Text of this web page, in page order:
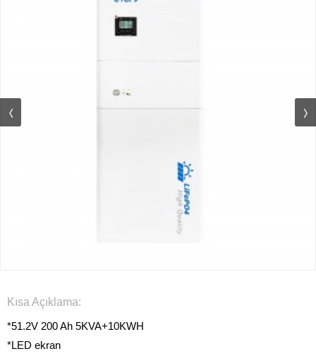
Kısa Açıklama:
*51.2V 200 Ah 5KVA+10KWH
*LED ekran